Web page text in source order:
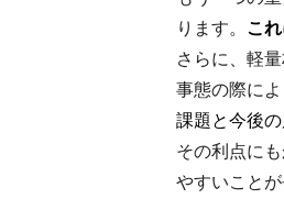
ります。 こ
さらに、軽
事態の際に
課題と今後
その利点に
やすいこと